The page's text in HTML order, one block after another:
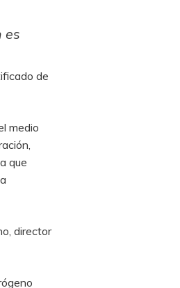
es
de
medio
que
director